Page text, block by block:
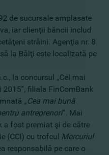
de sucursale amplasate
iar clienţii băncii includ
străini. Agenţia nr. 8
la Bălţi este localizată pe
la concursul „Cel mai
2015”, filiala FinComBank
„Cea mai bună
antreprenori”. Mai
a fost premiat şi de către
(CCI) cu trofeul Mercuriul
responsabilă pe care o